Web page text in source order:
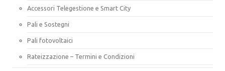
Accessori Telegestione e Smart City
Pali e Sostegni
Pali fotovoltaici
Rateizzazione – Termini e Condizioni